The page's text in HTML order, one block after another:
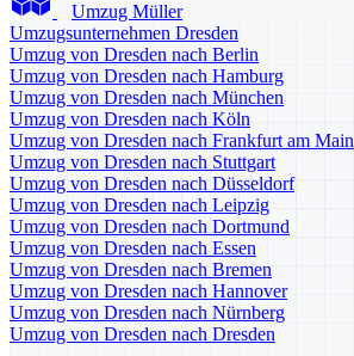
Umzug Müller
Umzugsunternehmen Dresden
Umzug von Dresden nach Berlin
Umzug von Dresden nach Hamburg
Umzug von Dresden nach München
Umzug von Dresden nach Köln
Umzug von Dresden nach Frankfurt am Main
Umzug von Dresden nach Stuttgart
Umzug von Dresden nach Düsseldorf
Umzug von Dresden nach Leipzig
Umzug von Dresden nach Dortmund
Umzug von Dresden nach Essen
Umzug von Dresden nach Bremen
Umzug von Dresden nach Hannover
Umzug von Dresden nach Nürnberg
Umzug von Dresden nach Dresden